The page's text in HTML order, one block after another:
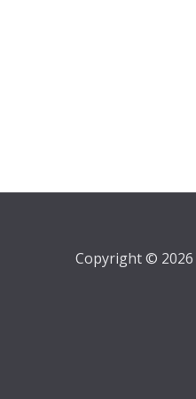
Copyright © 2026